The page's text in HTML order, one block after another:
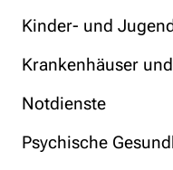
Kinder- und
Krankenhäuser
Notdienste
Psychische